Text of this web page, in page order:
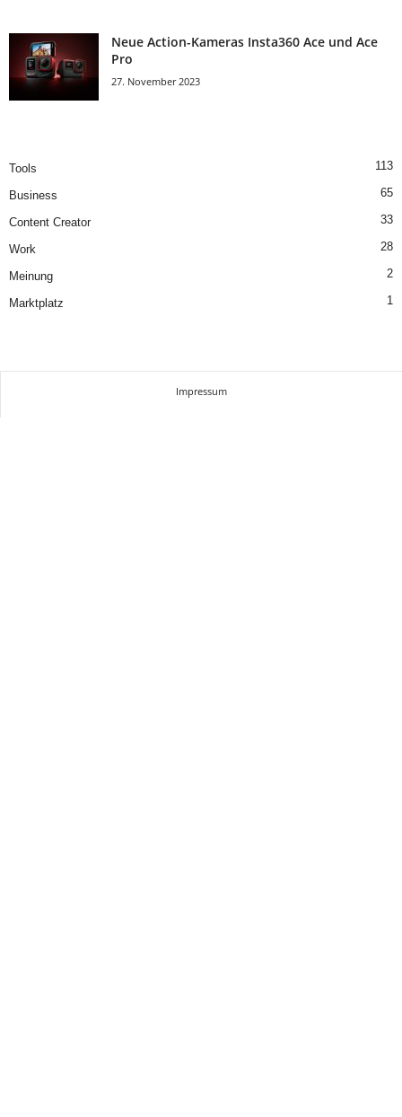
Neue Action-Kameras Insta360 Ace und Ace
Pro
27. November 2023
Tools 113
Business 65
Content Creator 33
Work 28
Meinung 2
Marktplatz 1
Impressum